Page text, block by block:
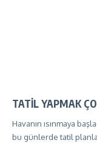
TATİL YAPMAK
Havanın ısınmaya
bu günlerde tatil